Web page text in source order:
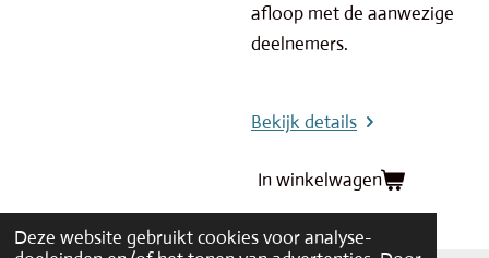
Deze website gebruikt cookies voor analyse-
afloop met de aanwezige
deelnemers.
Bekijk details
In winkelwagen